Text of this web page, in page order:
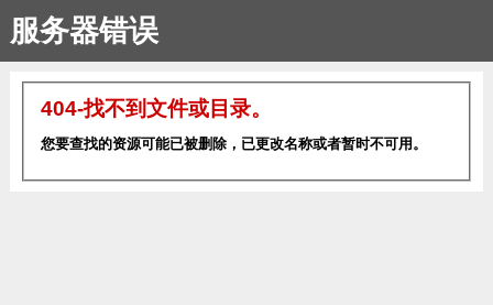
服务器错误
404-找不到文件或目录。
您要查找的资源可能已被删除，已更改名称或者暂时不可用。